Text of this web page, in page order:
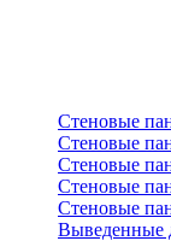
Стеновые
Стеновые
Стеновые
Стеновые
Стеновые
Выведенные